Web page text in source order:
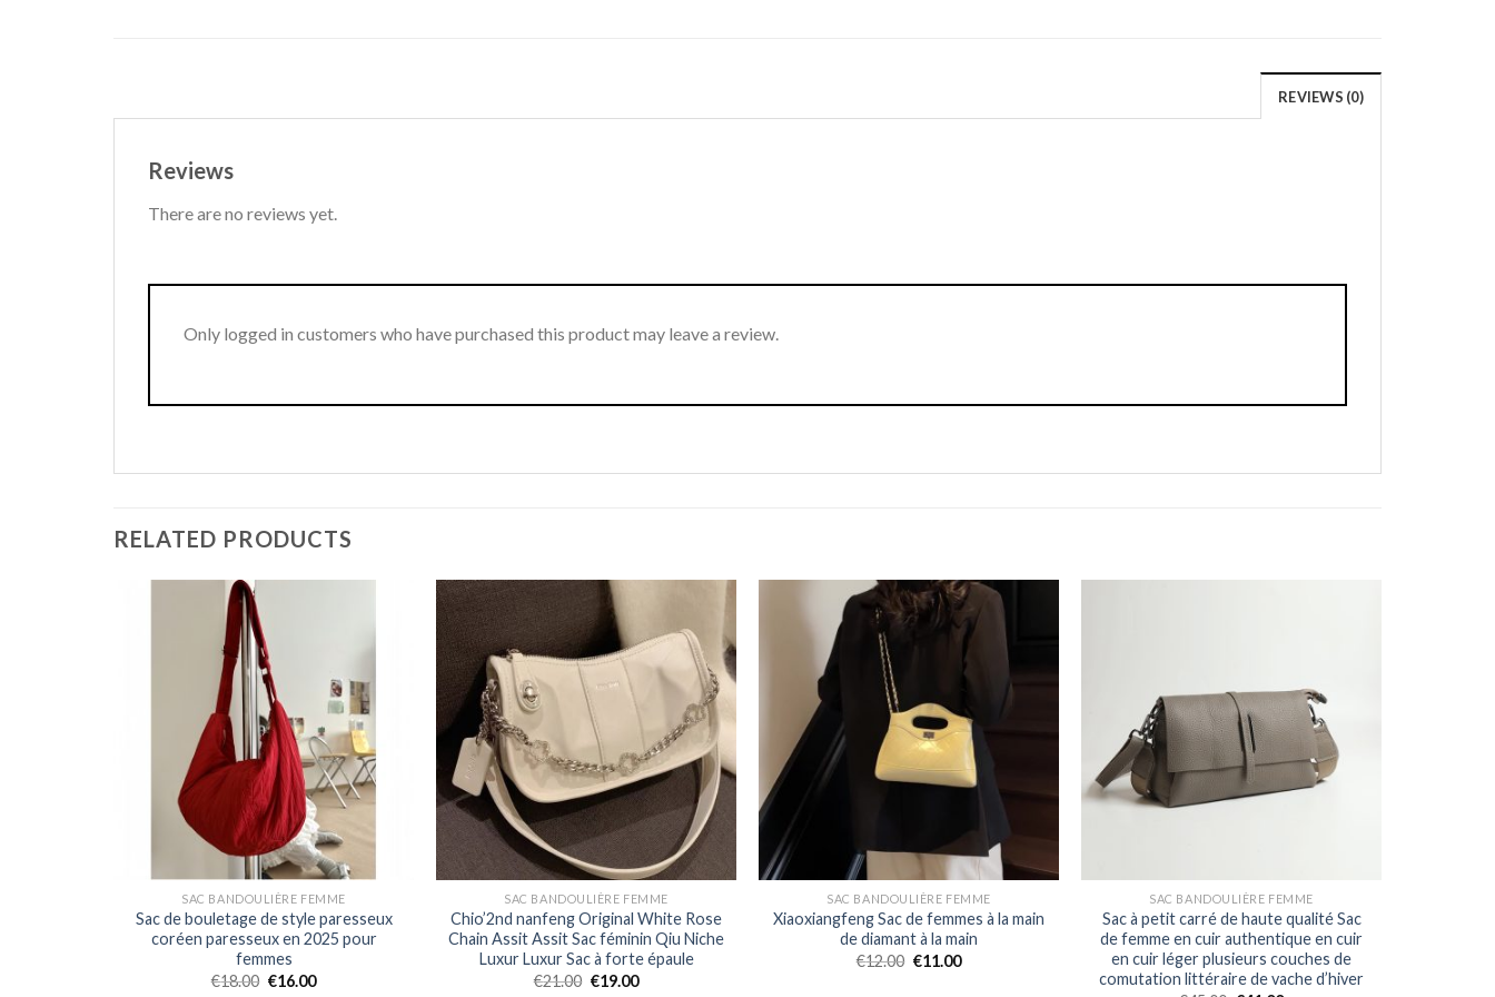
REVIEWS (0)
Reviews
There are no reviews yet.
Only logged in customers who have purchased this product may leave a review.
RELATED PRODUCTS
SAC BANDOULIÈRE FEMME
Sac de bouletage de style paresseux
coréen paresseux en 2025 pour
femmes
€18.00 €16.00
SAC BANDOULIÈRE FEMME
Chio’2nd nanfeng Original White Rose
Chain Assit Assit Sac féminin Qiu Niche
Luxur Luxur Sac à forte épaule
€21.00 €19.00
SAC BANDOULIÈRE FEMME
Xiaoxiangfeng Sac de femmes à la main
de diamant à la main
€12.00 €11.00
SAC BANDOULIÈRE FEMME
Sac à petit carré de haute qualité Sac
de femme en cuir authentique en cuir
en cuir léger plusieurs couches de
comutation littéraire de vache d’hiver